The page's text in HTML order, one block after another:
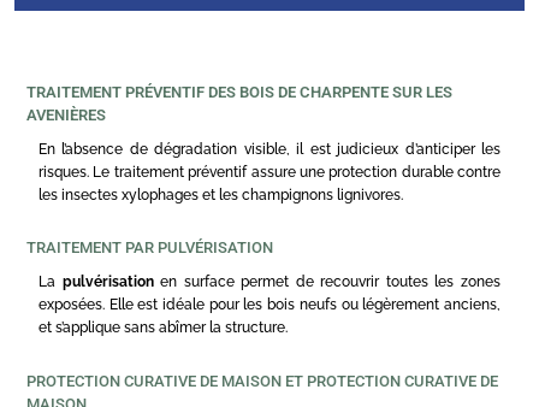
TRAITEMENT PRÉVENTIF DES BOIS DE CHARPENTE SUR LES
AVENIÈRES
En l’absence de dégradation visible, il est judicieux d’anticiper les
risques. Le traitement préventif assure une protection durable contre
les insectes xylophages et les champignons lignivores.
TRAITEMENT PAR PULVÉRISATION
La pulvérisationen surface permet de recouvrir toutes les zones
exposées. Elle est idéale pour les bois neufs ou légèrement anciens,
et s’applique sans abîmer la structure.
PROTECTION CURATIVE DE MAISON ET PROTECTION CURATIVE DE